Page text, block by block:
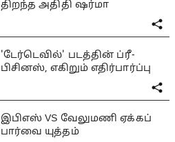
திறந்த அதிதி ஷர்மா
'டேர்டெவில்' படத்தின் ப்ரீ-
பிசினஸ், எகிறும் எதிர்பார்ப்பு
இபிஎஸ் VS வேலுமணி ஏக்கப்
பார்வை யுத்தம்